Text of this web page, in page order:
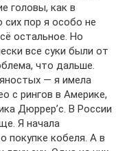
головы, как в
сих пор я особо не
остальное. Но
все суки были от
что дальше.
— я имела
с рингов в Америке,
Дюррер’с. В России
Я начала
покупке кобеля. А в